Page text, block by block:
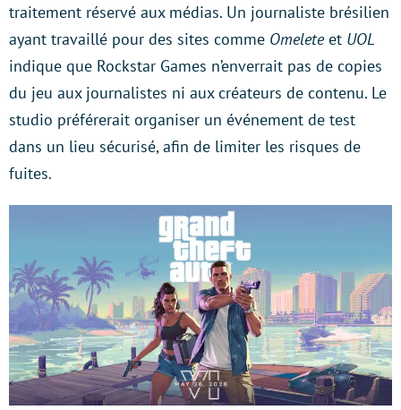
traitement réservé aux médias. Un journaliste brésilien
ayant travaillé pour des sites comme Omeleteet UOL
indique que Rockstar Games n’enverrait pas de copies
du jeu aux journalistes ni aux créateurs de contenu. Le
studio préférerait organiser un événement de test
dans un lieu sécurisé, afin de limiter les risques de
fuites.